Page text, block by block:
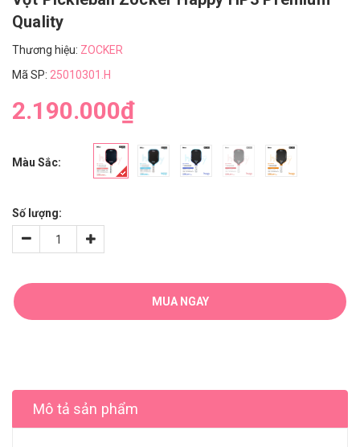
Quality
Thương hiệu: ZOCKER
Mã SP: 25010301.H
2.190.000₫
Màu Sắc:
Số lượng:
MUA NGAY
Mô tả sản phẩm